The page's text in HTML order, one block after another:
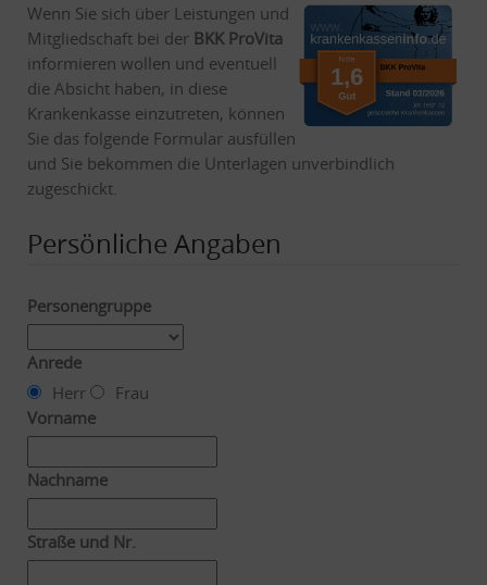
Wenn Sie sich über Leistungen und
Mitgliedschaft bei der BKK ProVita
informieren wollen und eventuell
die Absicht haben, in diese
Krankenkasse einzutreten, können
Sie das folgende Formular ausfüllen
und Sie bekommen die Unterlagen unverbindlich
zugeschickt.
Persönliche Angaben
Personengruppe
Anrede
Herr
Frau
Vorname
Nachname
Straße und Nr.